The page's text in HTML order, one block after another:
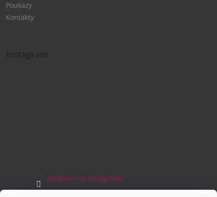
Poukazy
Kontakty
Instagram
Sledovat na Instagramu